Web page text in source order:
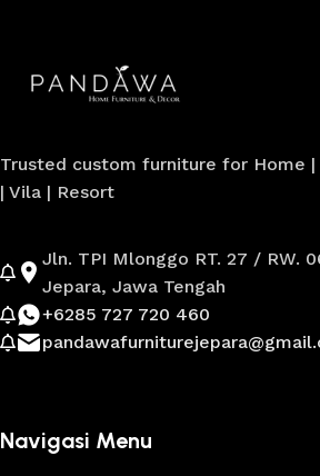
Trusted custom furniture for Home
| Vila | Resort
Jln. TPI Mlonggo RT. 27 / RW.
Jepara, Jawa Tengah
+6285 727 720 460
Navigasi Menu